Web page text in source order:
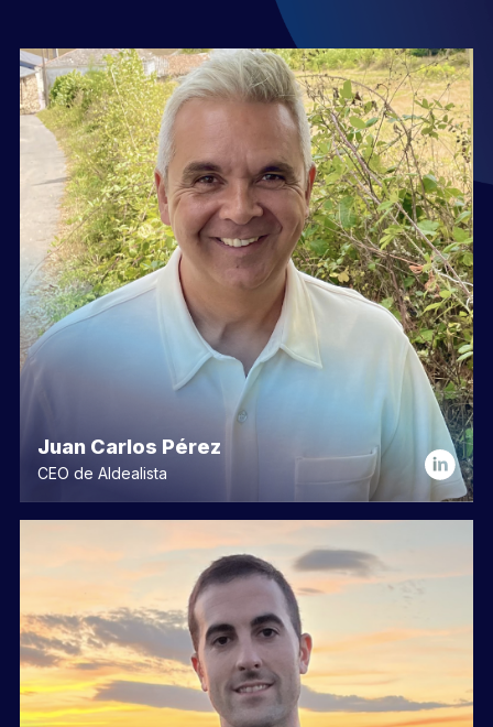
Juan Carlos Pérez
CEO de Aldealista